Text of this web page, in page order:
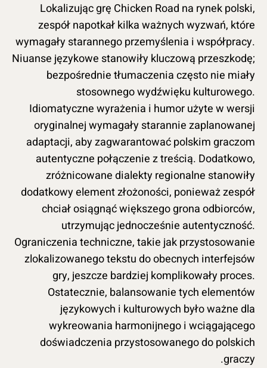
Lokalizując grę Chicken Road na rynek polski,
zespół napotkał kilka ważnych wyzwań, które
wymagały starannego przemyślenia i współpracy.
Niuanse językowe stanowiły kluczową przeszkodę;
bezpośrednie tłumaczenia często nie miały
stosownego wydźwięku kulturowego.
Idiomatyczne wyrażenia i humor użyte w wersji
oryginalnej wymagały starannie zaplanowanej
adaptacji, aby zagwarantować polskim graczom
autentyczne połączenie z treścią. Dodatkowo,
zróżnicowane dialekty regionalne stanowiły
dodatkowy element złożoności, ponieważ zespół
chciał osiągnąć większego grona odbiorców,
utrzymując jednocześnie autentyczność.
Ograniczenia techniczne, takie jak przystosowanie
zlokalizowanego tekstu do obecnych interfejsów
gry, jeszcze bardziej komplikowały proces.
Ostatecznie, balansowanie tych elementów
językowych i kulturowych było ważne dla
wykreowania harmonijnego i wciągającego
doświadczenia przystosowanego do polskich
graczy.